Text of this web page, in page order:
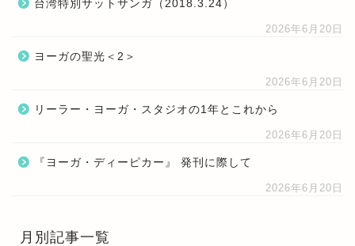
台湾特別サットサンガ（2018.3.24）
2026年6月20日
ヨーガの聖光＜2＞
2026年6月20日
リーラー・ヨーガ・スタジオの1年とこれから
2026年6月20日
『ヨーガ・ディーピカー』 発刊に際して
2026年6月20日
月別記事一覧